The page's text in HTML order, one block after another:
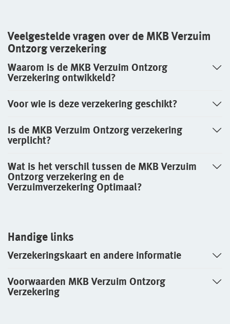
Veelgestelde vragen over de MKB Verzuim
Ontzorg verzekering
Waarom is de MKB Verzuim Ontzorg
Verzekering ontwikkeld?
Voor wie is deze verzekering geschikt?
Is de MKB Verzuim Ontzorg verzekering
verplicht?
Wat is het verschil tussen de MKB Verzuim
Ontzorg verzekering en de
Verzuimverzekering Optimaal?
Handige links
Verzekeringskaart en andere informatie
Voorwaarden MKB Verzuim Ontzorg
Verzekering